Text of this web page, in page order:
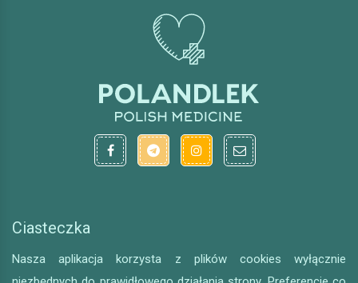
Ciasteczka
Nasza aplikacja korzysta z plików cookies wyłącznie